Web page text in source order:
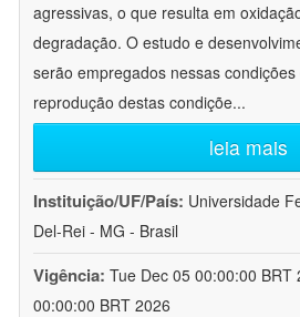
agressivas, o que resulta em
degradação. O estudo e
serão empregados nessas
reprodução destas condiçõe...
leia mais
Instituição/UF/País: Universidade
Del-Rei - MG - Brasil
Vigência: Tue Dec 05 00:00:00 BRT
00:00:00 BRT 2026